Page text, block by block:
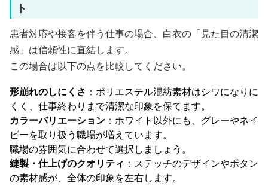
ト
患者対応や接客を伴う仕事の場合、白衣の「見た目の清潔
感」は信頼性に直結します。
この場合は以下の点を比較してください。
形崩れのしにくさ ：ポリエステル混紡素材はシワになりに
くく、仕事終わりまで清潔な印象を保てます。
カラーバリエーション ：ホワイト以外にも、グレーやネイ
ビーを取り扱う職場が増えています。
職場の雰囲気に合わせて選択しましょう。
縫製・仕上げのクオリティ ：ステッチのデザインやボタン
の素材感が、全体の印象を左右します。